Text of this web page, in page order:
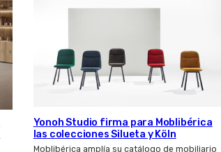
Yonoh Studio firma para Moblibérica
las colecciones Silueta y Köln
Moblibérica amplía su catálogo de mobiliario